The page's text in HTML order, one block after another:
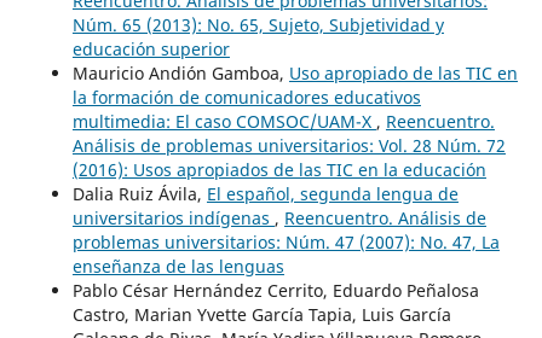
Núm. 65 (2013): No. 65, Sujeto, Subjetividad y
educación superior
Mauricio Andión Gamboa, Uso apropiado de las TIC en
la formación de comunicadores educativos
multimedia: El caso COMSOC/UAM-X , Reencuentro.
Análisis de problemas universitarios: Vol. 28 Núm. 72
(2016): Usos apropiados de las TIC en la educación
Dalia Ruiz Ávila, El español, segunda lengua de
universitarios indígenas , Reencuentro. Análisis de
problemas universitarios: Núm. 47 (2007): No. 47, La
enseñanza de las lenguas
Pablo César Hernández Cerrito, Eduardo Peñalosa
Castro, Marian Yvette García Tapia, Luis García